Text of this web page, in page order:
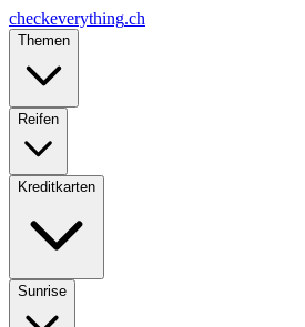
checkeverything.ch
Themen
Reifen
Kreditkarten
Sunrise